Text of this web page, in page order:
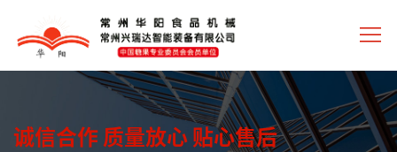
诚信合作 质量放心 贴心售后